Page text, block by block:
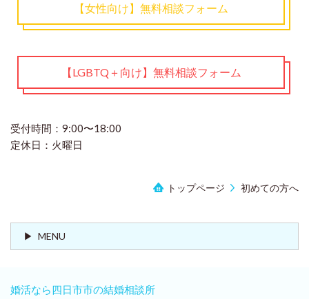
【女性向け】無料相談フォーム
【LGBTQ＋向け】無料相談フォーム
受付時間：9:00〜18:00
定休日：火曜日
トップページ 初めての方へ
MENU
婚活なら四日市市の結婚相談所